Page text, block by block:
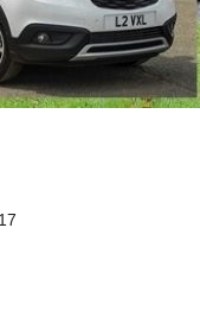
g
i